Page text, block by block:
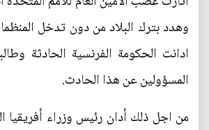
وهدد بترك البلاد من دون تدخل
ادانت الحكومة الفرنسية الحادثة
المسؤولين عن هذا الحادث.
من اجل ذلك أدان رئيس وزراء